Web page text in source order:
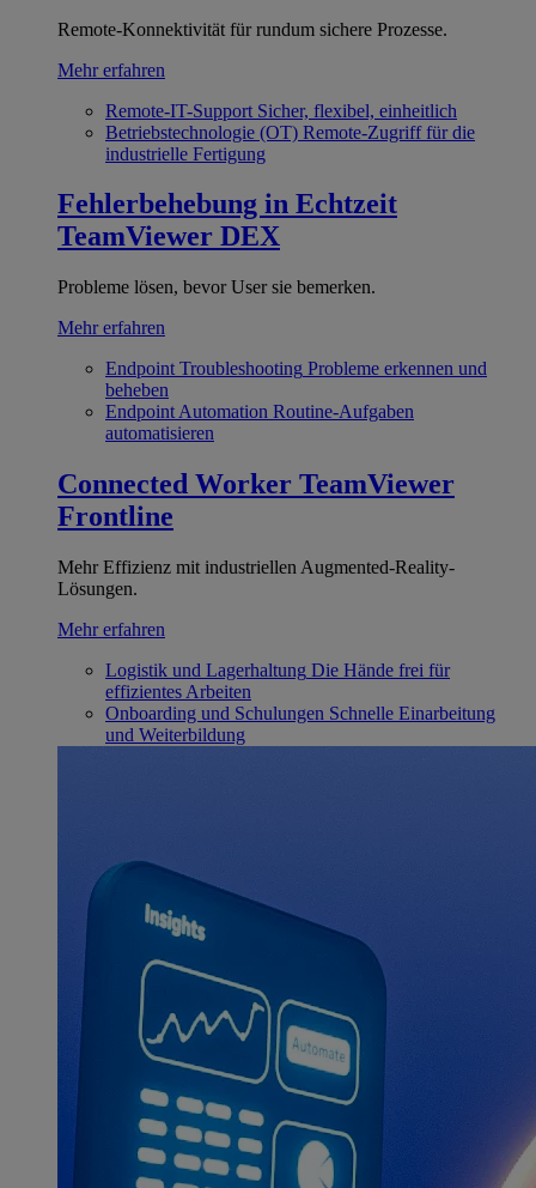
Remote-Konnektivität für rundum sichere Prozesse.
Mehr erfahren
Remote-IT-Support Sicher, flexibel, einheitlich
Betriebstechnologie (OT) Remote-Zugriff für die
industrielle Fertigung
Fehlerbehebung in Echtzeit
TeamViewer DEX
Probleme lösen, bevor User sie bemerken.
Mehr erfahren
Endpoint Troubleshooting Probleme erkennen und
beheben
Endpoint Automation Routine-Aufgaben
automatisieren
Connected Worker TeamViewer
Frontline
Mehr Effizienz mit industriellen Augmented-Reality-
Lösungen.
Mehr erfahren
Logistik und Lagerhaltung Die Hände frei für
effizientes Arbeiten
Onboarding und Schulungen Schnelle Einarbeitung
und Weiterbildung